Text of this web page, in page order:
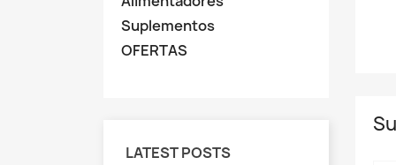
Suplementos
OFERTAS
LATEST POSTS